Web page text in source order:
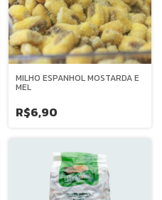
MILHO ESPANHOL MOSTARDA E
MEL
R$6,90